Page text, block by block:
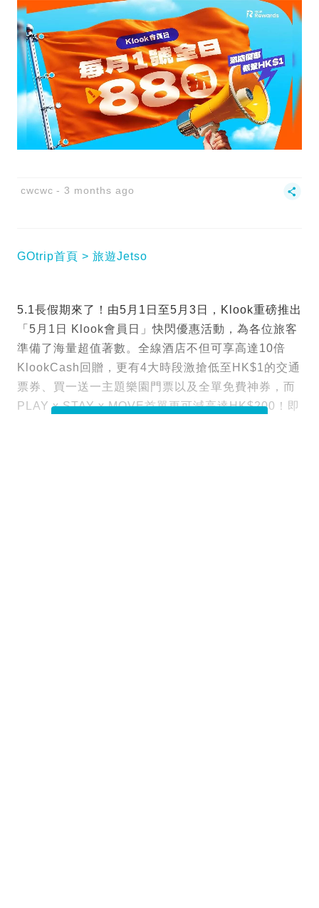
cwcwc 3 months ago
GOtrip首頁 旅遊Jetso
5.1長假期來了！由5月1日至5月3日，Klook重磅推出
「5月1日 Klook會員日」快閃優惠活動，為各位旅客
準備了海量超值著數。全線酒店不但可享高達10倍
KlookCash回贈，更有4大時段激搶低至HK$1的交通
票券、買一送一主題樂園門票以及全單免費神券，而
PLAY x STAY x MOVE首單更可減高達HK$200！即